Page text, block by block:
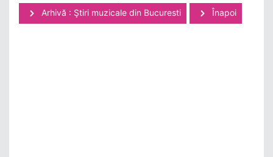
Arhivă : Ştiri muzicale din Bucuresti Înapoi